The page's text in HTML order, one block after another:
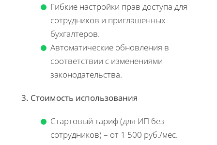
Гибкие настройки прав доступа для
сотрудников и приглашенных
бухгалтеров.
Автоматические обновления в
соответствии с изменениями
законодательства.
3. Стоимость использования
Стартовый тариф (для ИП без
сотрудников) – от 1 500 руб./мес.